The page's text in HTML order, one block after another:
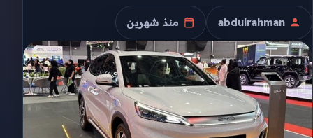
الكاتب
abdulrahman
تاريخ النشر
منذ شهرين